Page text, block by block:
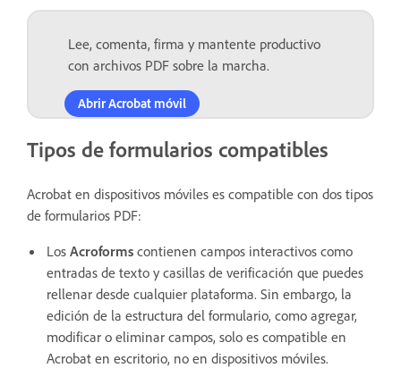
Lee, comenta, firma y mantente productivo
con archivos PDF sobre la marcha.
Abrir Acrobat móvil
Tipos de formularios compatibles
Acrobat en dispositivos móviles es compatible con dos tipos
de formularios PDF:
Los Acroforms contienen campos interactivos como
entradas de texto y casillas de verificación que puedes
rellenar desde cualquier plataforma. Sin embargo, la
edición de la estructura del formulario, como agregar,
modificar o eliminar campos, solo es compatible en
Acrobat en escritorio, no en dispositivos móviles.